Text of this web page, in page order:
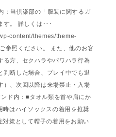
：当倶楽部の「服装に関するガ
す。 詳しくは･･･
content/themes/theme-
照ください。 また、他のお客
る方、セクハラやパワハラ行為
判断した場合、プレイ中でも退
）、次回以降は来場禁止・入場
ド内：■タオル類を首や肩にか
はハイソックスの着用を推奨
策として帽子の着用をお願い